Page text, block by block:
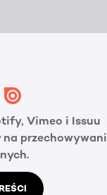
Vimeo i Issuu
na